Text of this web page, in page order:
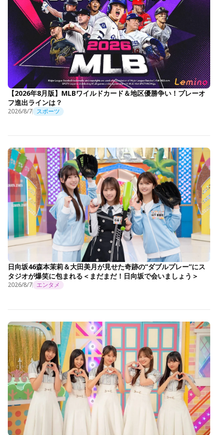
【2026年8月版】MLBワイルドカード＆地区優勝争い！プレーオ
フ進出ラインは？
2026/8/7 スポーツ
日向坂46森本茉莉＆大田美月が見せた奇跡の“ダブルプレー”にス
タジオが爆笑に包まれる＜まだまだ！日向坂で会いましょう＞
2026/8/7 エンタメ